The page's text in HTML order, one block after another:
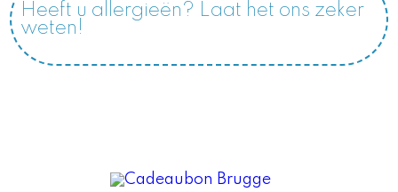
Heeft u allergieën? Laat het ons zeker
weten!